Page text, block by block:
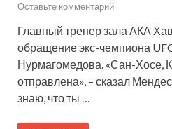
Оставьте комментарий
Главный тренер зала АКА
обращение экс-чемпиона
Нурмагомедова. «Сан-Хосе,
отправлена», – сказал
знаю, что ты …